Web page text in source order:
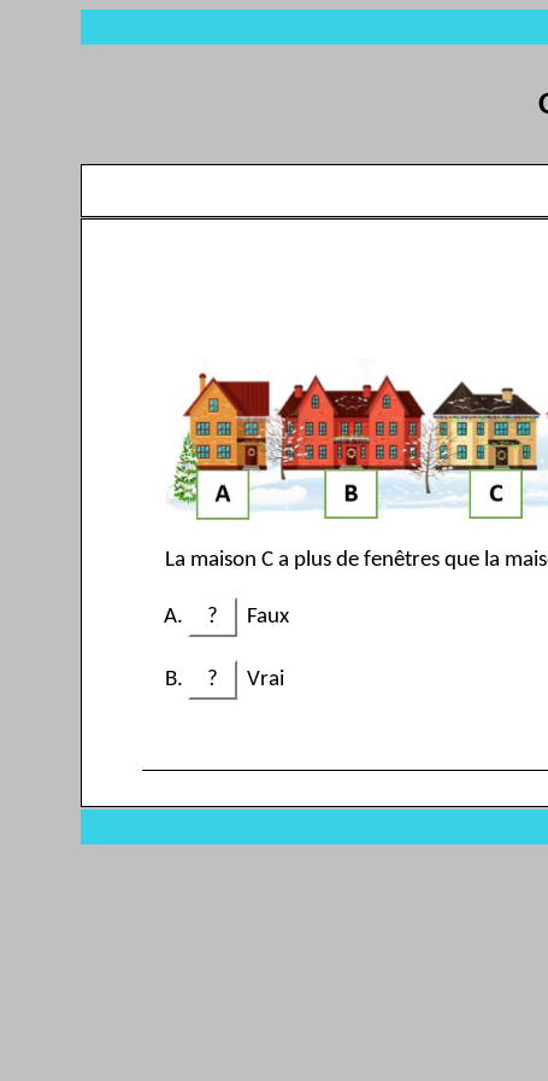
La maison C a plus de fenêtres que la
? Faux
? Vrai